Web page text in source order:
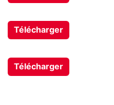
Télécharger
Télécharger